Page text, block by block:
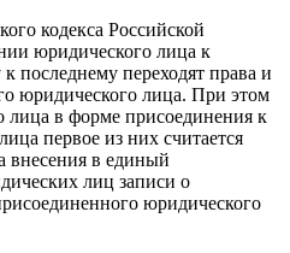
кодекса Российской
юридического лица к
последнему переходят права и
юридического лица. При этом
лица в форме присоединения к
первое из них считается
внесения в единый
лиц записи о
юридического